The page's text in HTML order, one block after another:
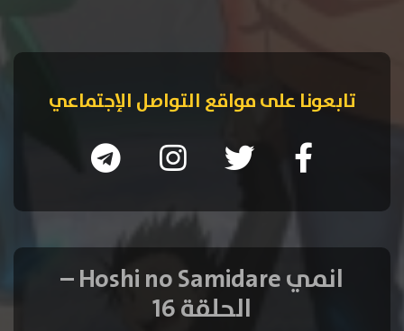
تابعونا على مواقع التواصل الإجتماعي
انمي Hoshi no Samidare –
الحلقة 16